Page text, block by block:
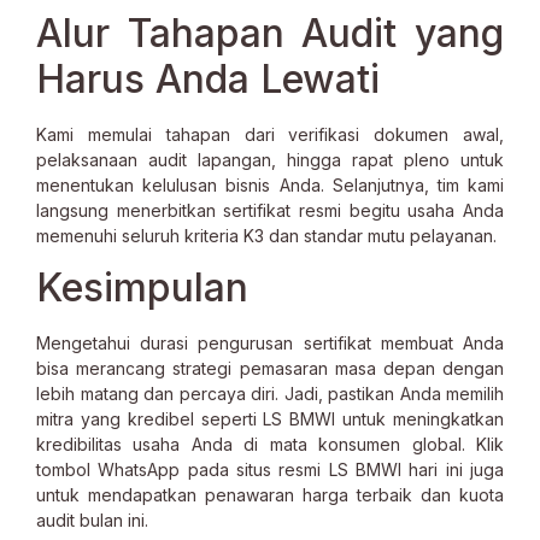
Alur Tahapan Audit yang
Harus Anda Lewati
Kami memulai tahapan dari verifikasi dokumen awal,
pelaksanaan audit lapangan, hingga rapat pleno untuk
menentukan kelulusan bisnis Anda. Selanjutnya, tim kami
langsung menerbitkan sertifikat resmi begitu usaha Anda
memenuhi seluruh kriteria K3 dan standar mutu pelayanan.
Kesimpulan
Mengetahui durasi pengurusan sertifikat membuat Anda
bisa merancang strategi pemasaran masa depan dengan
lebih matang dan percaya diri. Jadi, pastikan Anda memilih
mitra yang kredibel seperti LS BMWI untuk meningkatkan
kredibilitas usaha Anda di mata konsumen global. Klik
tombol WhatsApp pada situs resmi LS BMWI hari ini juga
untuk mendapatkan penawaran harga terbaik dan kuota
audit bulan ini.